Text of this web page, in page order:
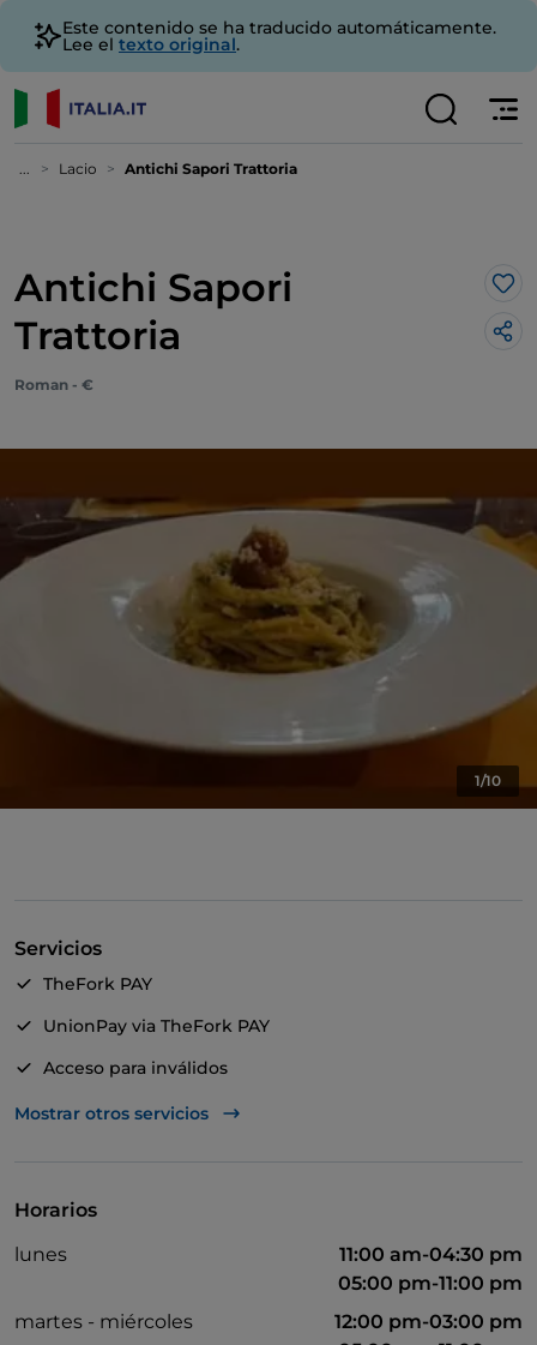
Este contenido se ha traducido automáticamente.
Lee el texto original.
... Lacio Antichi Sapori Trattoria
Antichi Sapori
Trattoria
Me
Roman - €
1/10
Servicios
TheFork PAY
UnionPay via TheFork PAY
Acceso para inválidos
Se admiten animales
Mostrar otros servicios
Horarios
lunes
11:00 am-04:30 pm
05:00 pm-11:00 pm
martes - miércoles
12:00 pm-03:00 pm